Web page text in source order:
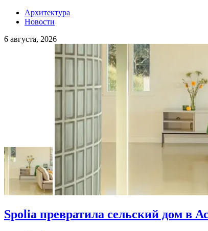
Архитектура
Новости
6 августа, 2026
Spolia превратила сельский дом в